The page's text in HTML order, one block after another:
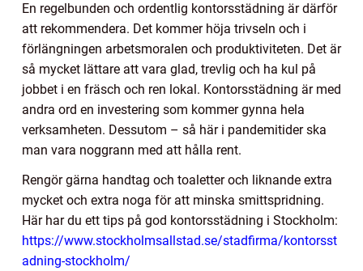
En regelbunden och ordentlig kontorsstädning är därför
att rekommendera. Det kommer höja trivseln och i
förlängningen arbetsmoralen och produktiviteten. Det är
så mycket lättare att vara glad, trevlig och ha kul på
jobbet i en fräsch och ren lokal. Kontorsstädning är med
andra ord en investering som kommer gynna hela
verksamheten. Dessutom – så här i pandemitider ska
man vara noggrann med att hålla rent.
Rengör gärna handtag och toaletter och liknande extra
mycket och extra noga för att minska smittspridning.
Här har du ett tips på god kontorsstädning i Stockholm:
https://www.stockholmsallstad.se/stadfirma/kontorsst
adning-stockholm/